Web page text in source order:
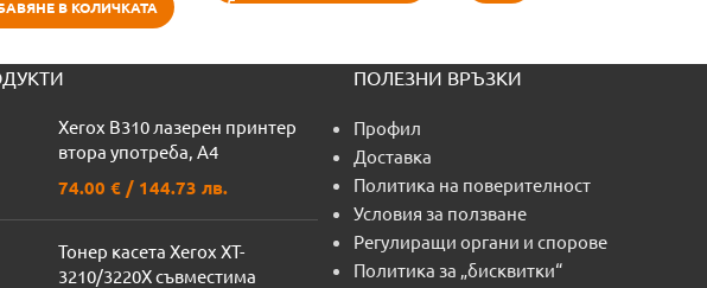
В КОЛИЧКАТА
Xerox B310 лазерен принтер
втора употреба, A4
74.00 € / 144.73 лв.
Тонер касета Xerox XT-
3210/3220X съвместима
ПОЛЕЗНИ ВРЪЗКИ
Профил
Доставка
Политика на поверителност
Условия за ползване
Регулиращи органи и спорове
Политика за „бисквитки“